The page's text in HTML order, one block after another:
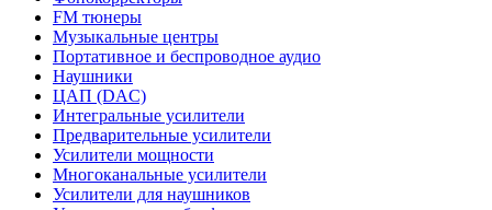
FM тюнеры
Музыкальные центры
Портативное и беспроводное аудио
Наушники
ЦАП (DAC)
Интегральные усилители
Предварительные усилители
Усилители мощности
Многоканальные усилители
Усилители для наушников